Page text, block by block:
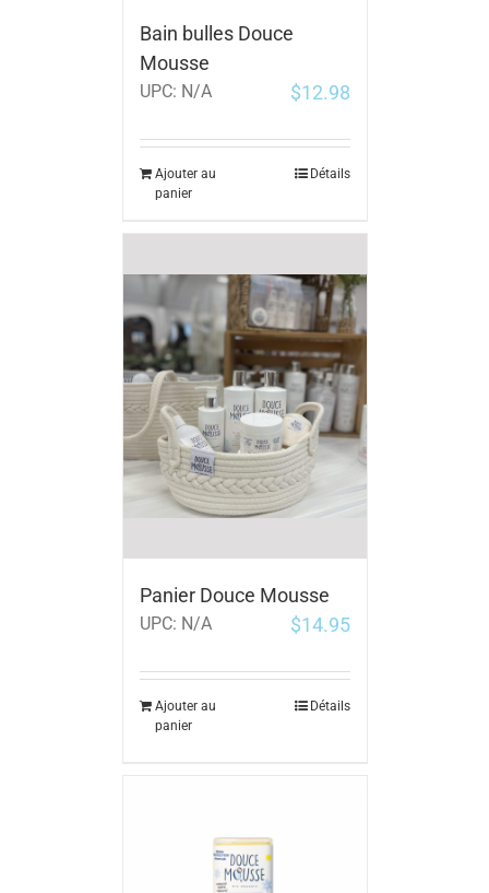
Bain bulles Douce
Mousse
UPC: N/A $12.98
Ajouter au
panier
Détails
Panier Douce Mousse
UPC: N/A $14.95
Ajouter au
panier
Détails